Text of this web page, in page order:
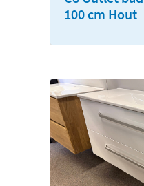
100 cm Hout